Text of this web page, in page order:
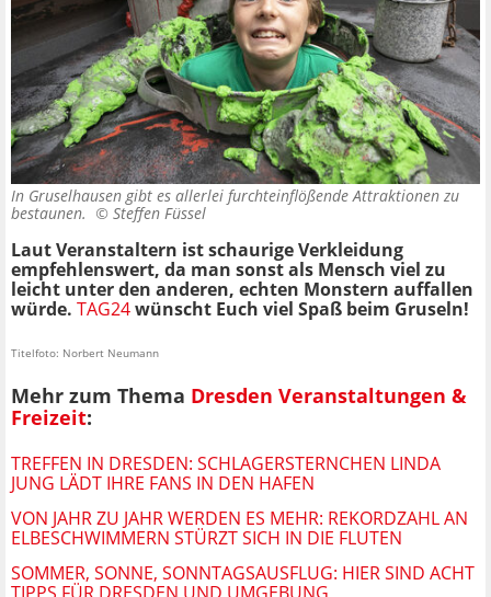
In Gruselhausen gibt es allerlei furchteinflößende Attraktionen zu
bestaunen. © Steffen Füssel
Laut Veranstaltern ist schaurige Verkleidung
empfehlenswert, da man sonst als Mensch viel zu
leicht unter den anderen, echten Monstern auffallen
würde. TAG24wünscht Euch viel Spaß beim Gruseln!
Titelfoto: Norbert Neumann
Mehr zum Thema Dresden Veranstaltungen &
Freizeit:
TREFFEN IN DRESDEN: SCHLAGERSTERNCHEN LINDA
JUNG LÄDT IHRE FANS IN DEN HAFEN
VON JAHR ZU JAHR WERDEN ES MEHR: REKORDZAHL AN
ELBESCHWIMMERN STÜRZT SICH IN DIE FLUTEN
SOMMER, SONNE, SONNTAGSAUSFLUG: HIER SIND ACHT